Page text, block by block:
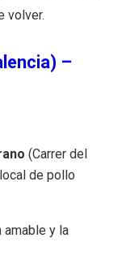
volver.
–
(Carrer del
de pollo
amable y la